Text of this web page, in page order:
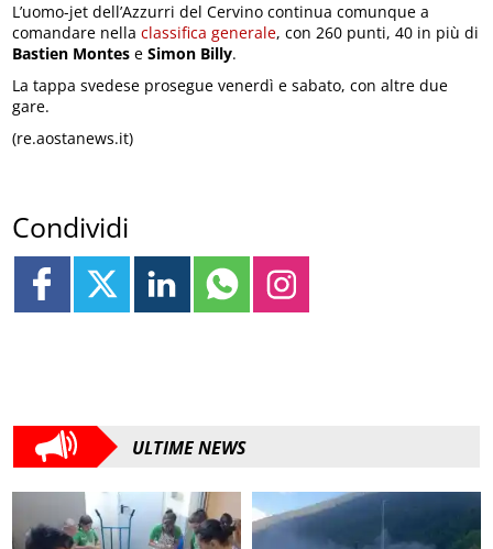
L’uomo-jet dell’Azzurri del Cervino continua comunque a
comandare nellaclassifica generale, con 260 punti, 40 in più di
Bastien Montes eSimon Billy.
La tappa svedese prosegue venerdì e sabato, con altre due
gare.
(re.aostanews.it)
Condividi
ULTIME NEWS